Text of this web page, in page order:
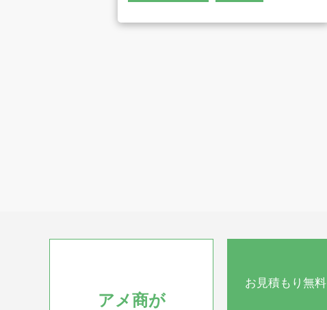
アメ商が
お見積もり無料